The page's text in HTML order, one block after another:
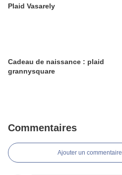
Plaid Vasarely
Cadeau de naissance : plaid
grannysquare
Commentaires
Ajouter un commentaire